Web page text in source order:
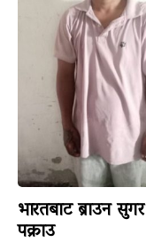
भारतबाट ब्राउन
पक्राउ